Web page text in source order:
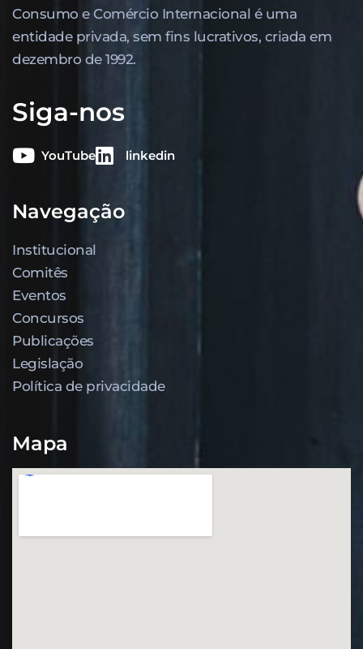
Consumo e Comércio Internacional é uma
entidade privada, sem fins lucrativos, criada em
dezembro de 1992.
Siga-nos
YouTube linkedin
Navegação
Institucional
Comitês
Eventos
Concursos
Publicações
Legislação
Política de privacidade
Mapa